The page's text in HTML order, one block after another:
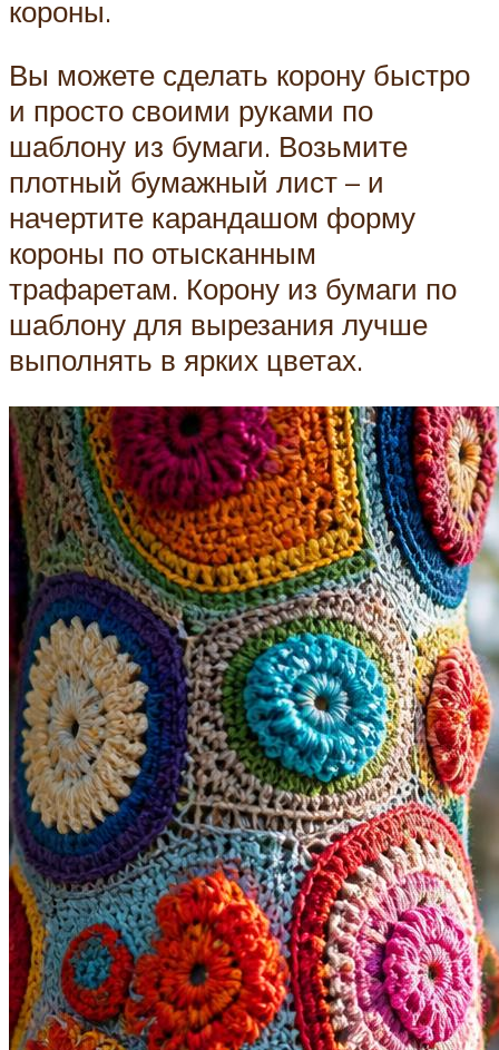
короны.
Вы можете сделать корону быстро
и просто своими руками по
шаблону из бумаги. Возьмите
плотный бумажный лист – и
начертите карандашом форму
короны по отысканным
трафаретам. Корону из бумаги по
шаблону для вырезания лучше
выполнять в ярких цветах.